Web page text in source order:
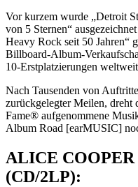
Vor kurzem wurde „Detroit
von 5 Sternen“
Heavy Rock seit 50 Jahren“
Billboard-Album-
10-Erstplatzierungen
Nach Tausenden von
zurückgelegter Meilen,
Fame® aufgenommene
Album Road [earMUSIC]
ALICE COOPER
(CD/2LP):